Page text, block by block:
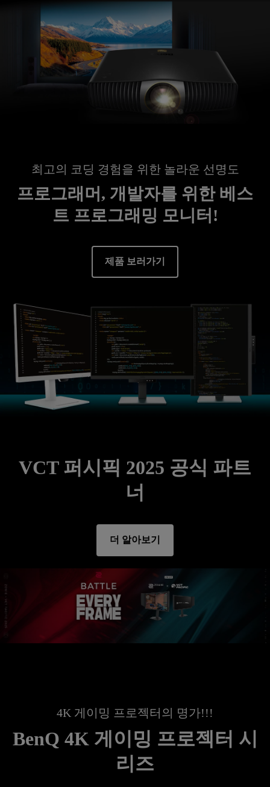
최고의 코딩 경험을 위한 놀라운 선명도
프로그래머, 개발자를 위한 베스
트 프로그래밍 모니터!
제품 보러가기
VCT 퍼시픽 2025 공식 파트
너
더 알아보기
4K 게이밍 프로젝터의 명가!!!
BenQ 4K 게이밍 프로젝터 시
리즈